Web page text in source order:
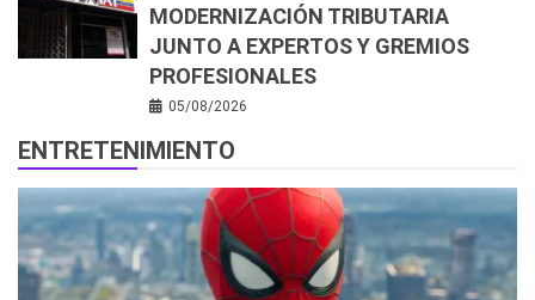
MODERNIZACIÓN TRIBUTARIA
JUNTO A EXPERTOS Y GREMIOS
PROFESIONALES
05/08/2026
ENTRETENIMIENTO